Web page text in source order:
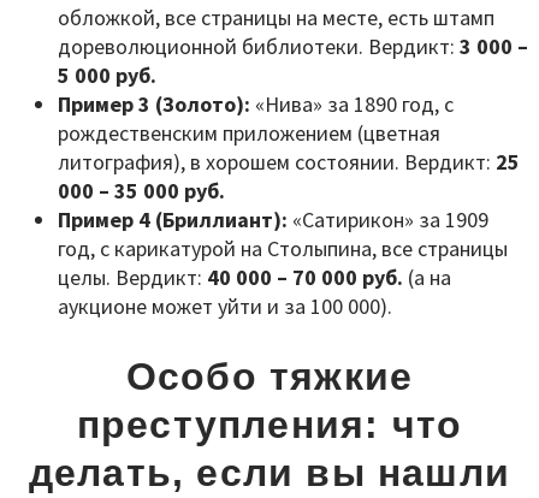
обложкой, все страницы на месте, есть штамп
дореволюционной библиотеки. Вердикт: 3 000 –
5 000 руб.
Пример 3 (Золото): «Нива» за 1890 год, с
рождественским приложением (цветная
литография), в хорошем состоянии. Вердикт: 25
000 – 35 000 руб.
Пример 4 (Бриллиант): «Сатирикон» за 1909
год, с карикатурой на Столыпина, все страницы
целы. Вердикт: 40 000 – 70 000 руб. (а на
аукционе может уйти и за 100 000).
Особо тяжкие
преступления: что
делать, если вы нашли